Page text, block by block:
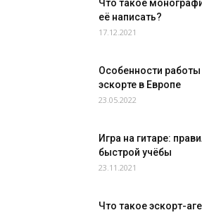
Что такое
её написать?
17.12.2021
Особенности работы
эскорте в Европе
23.05.2022
Игра на гитаре:
быстрой учёбы
23.11.2021
Что такое эскорт-